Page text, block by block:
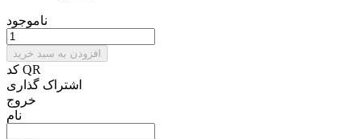
ناموجود
افزودن به سبد خرید
کد QR
اشتراک گذاری
خروج
نام